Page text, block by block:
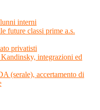
interni
future classi prime a.s.
privatisti
Kandinsky, integrazioni ed
(serale), accertamento di